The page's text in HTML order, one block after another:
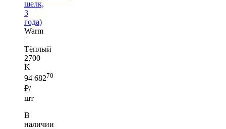
шелк,
3
года)
Warm
|
Тёплый
2700
K
94 68270
₽/
шт
В
наличии